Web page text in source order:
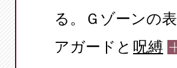
る。Ｇゾーンの
アガードと 呪縛